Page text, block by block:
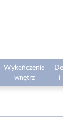
Wykończenie
wnętrz
i